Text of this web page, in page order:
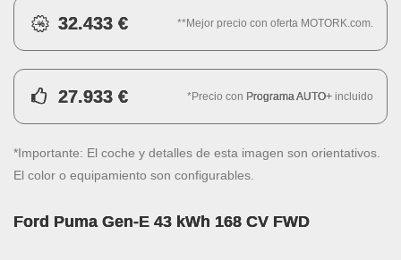
32.433 € **Mejor precio con oferta MOTORK.com.
27.933 € *Precio con Programa AUTO+ incluido
*Importante: El coche y detalles de esta imagen son orientativos.
El color o equipamiento son configurables.
Ford Puma Gen-E 43 kWh 168 CV FWD